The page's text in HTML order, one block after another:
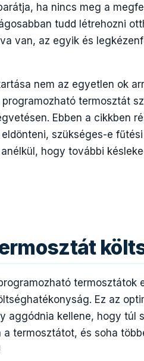
ha nincs meg a
tudd létrehozni
van, az egyik és
nem az egyetlen ok
termosztát
Ebben a cikkben
szükséges-e
hogy további
termosztátok
Ez az
aggódnia kellene, hogy túl
termosztátot, és soha